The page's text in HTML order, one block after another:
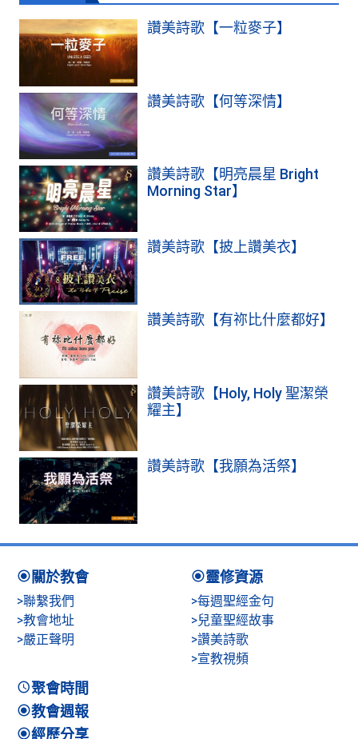
讚美詩歌【一粒麥子】
讚美詩歌【何等深情】
讚美詩歌【明亮晨星 Bright
Morning Star】
讚美詩歌【披上讚美衣】
讚美詩歌【有祢比什麼都好】
讚美詩歌【Holy, Holy 聖潔榮
耀主】
讚美詩歌【我願為活祭】
關於教會
>聯繫我們
>教會地址
>嚴正聲明
靈修資源
>每週聖經金句
>兒童聖經故事
>讚美詩歌
>宣教視頻
聚會時間
教會週報
經歷分享